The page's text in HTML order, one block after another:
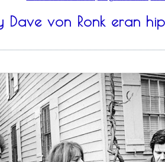
Dave von Ronk eran